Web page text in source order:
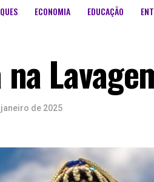
ECONOMIA EDUCAÇÃO
janeiro de 2025